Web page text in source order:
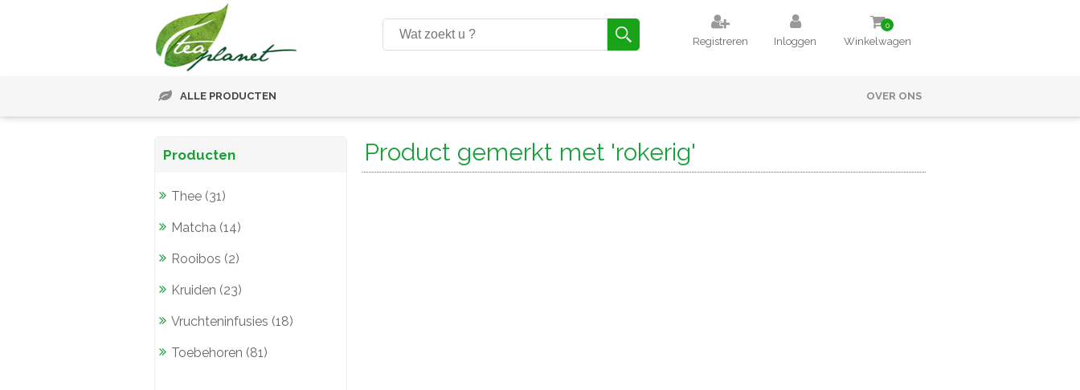
Registreren Inloggen
0
Winkelwagen
ALLE PRODUCTEN OVER ONS
Product gemerkt met 'rokerig'
Producten
Thee (31)
Matcha (14)
Rooibos (2)
Kruiden (23)
Vruchteninfusies (18)
Toebehoren (81)